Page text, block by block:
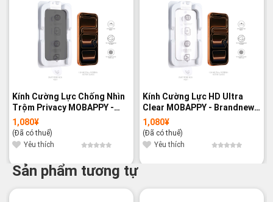
Kính Cường Lực Chống Nhìn
Trộm Privacy MOBAPPY -
Brandnew 100%
1,080¥
(Đã có thuế)
Yêu thích
Kính Cường Lực HD Ultra
Clear MOBAPPY - Brandnew
100%
1,080¥
(Đã có thuế)
Yêu thích
Sản phẩm tương tự